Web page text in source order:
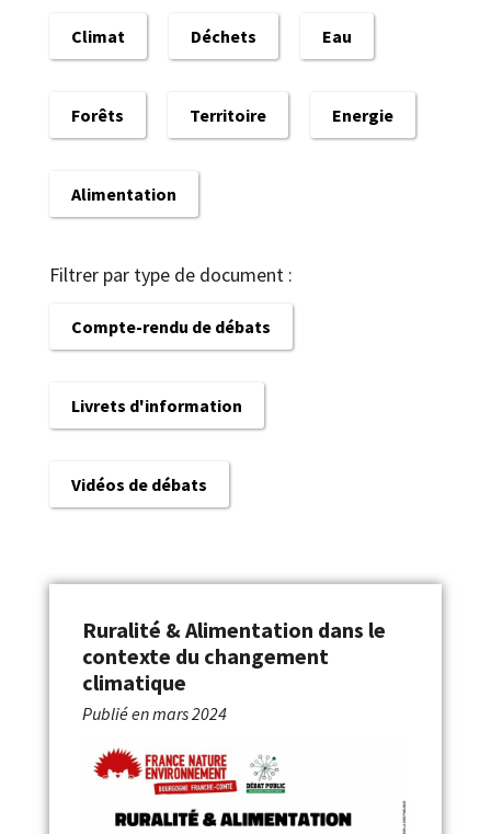
Climat Déchets Eau
Forêts Territoire Energie
Alimentation
Filtrer par type de document :
Compte-rendu de débats
Livrets d'information
Vidéos de débats
Ruralité & Alimentation dans le
contexte du changement
climatique
Publié enmars 2024